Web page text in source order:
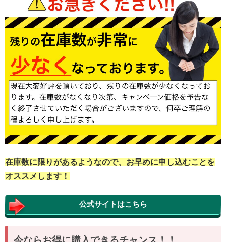
在庫数に限りがあるようなので、お早めに申し込むことを
オススメします！
公式サイトはこちら